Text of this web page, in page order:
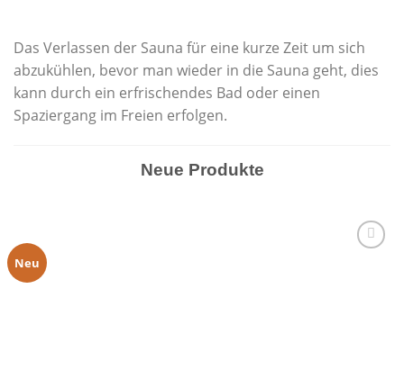
Das Verlassen der Sauna für eine kurze Zeit um sich
abzukühlen, bevor man wieder in die Sauna geht, dies
kann durch ein erfrischendes Bad oder einen
Spaziergang im Freien erfolgen.
Neue Produkte
Neu